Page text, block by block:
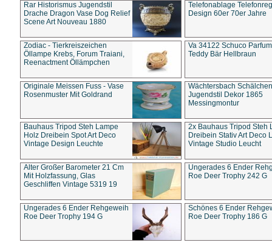
Rar Historismus Jugendstil
Drache Dragon Vase Dog Relief
Scene Art Nouveau 1880
Telefonablage
Design 60er 70er Jahre
Zodiac - Tierkreiszeichen
Öllampe Krebs, Forum Traiani,
Reenactment Öllämpchen
Va 34122 Schuco
Teddy Bär Hellbraun
Originale Meissen Fuss - Vase
Rosenmuster Mit Goldrand
Wächtersbach Schälchen
Jugendstil Dekor 1865
Messingmontur
Bauhaus Tripod Steh Lampe
Holz Dreibein Spot Art Deco
Vintage Design Leuchte
2x Bauhaus Tripod Steh
Dreibein Stativ Art Deco
Vintage Studio Leucht
Alter Großer Barometer 21 Cm
Mit Holzfassung, Glas
Geschliffen Vintage 5319 19
Ungerades 6 Ender
Roe Deer Trophy 242 G
Ungerades 6 Ender Rehgeweih
Roe Deer Trophy 194 G
Schönes 6 Ender
Roe Deer Trophy 186 G